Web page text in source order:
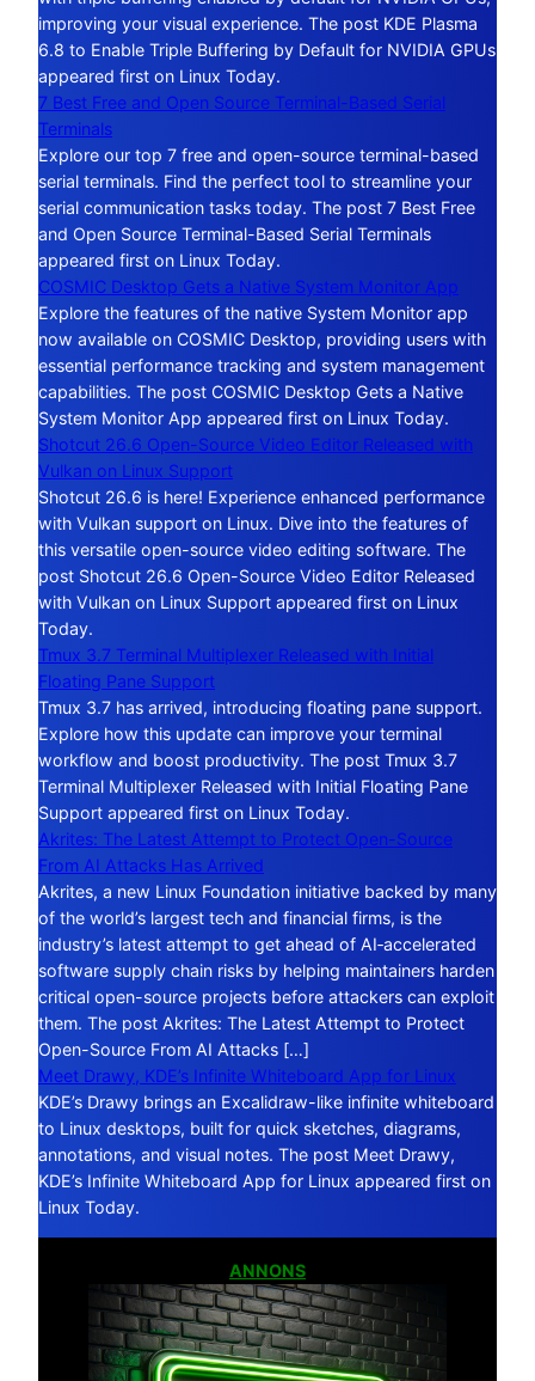
improving your visual experience. The post KDE Plasma
6.8 to Enable Triple Buffering by Default for NVIDIA GPUs
appeared first on Linux Today.
7 Best Free and Open Source Terminal-Based Serial
Terminals
Explore our top 7 free and open-source terminal-based
serial terminals. Find the perfect tool to streamline your
serial communication tasks today. The post 7 Best Free
and Open Source Terminal-Based Serial Terminals
appeared first on Linux Today.
COSMIC Desktop Gets a Native System Monitor App
Explore the features of the native System Monitor app
now available on COSMIC Desktop, providing users with
essential performance tracking and system management
capabilities. The post COSMIC Desktop Gets a Native
System Monitor App appeared first on Linux Today.
Shotcut 26.6 Open-Source Video Editor Released with
Vulkan on Linux Support
Shotcut 26.6 is here! Experience enhanced performance
with Vulkan support on Linux. Dive into the features of
this versatile open-source video editing software. The
post Shotcut 26.6 Open-Source Video Editor Released
with Vulkan on Linux Support appeared first on Linux
Today.
Tmux 3.7 Terminal Multiplexer Released with Initial
Floating Pane Support
Tmux 3.7 has arrived, introducing floating pane support.
Explore how this update can improve your terminal
workflow and boost productivity. The post Tmux 3.7
Terminal Multiplexer Released with Initial Floating Pane
Support appeared first on Linux Today.
Akrites: The Latest Attempt to Protect Open-Source
From AI Attacks Has Arrived
Akrites, a new Linux Foundation initiative backed by many
of the world’s largest tech and financial firms, is the
industry’s latest attempt to get ahead of AI‑accelerated
software supply chain risks by helping maintainers harden
critical open-source projects before attackers can exploit
them. The post Akrites: The Latest Attempt to Protect
Open-Source From AI Attacks […]
Meet Drawy, KDE’s Infinite Whiteboard App for Linux
KDE’s Drawy brings an Excalidraw-like infinite whiteboard
to Linux desktops, built for quick sketches, diagrams,
annotations, and visual notes. The post Meet Drawy,
KDE’s Infinite Whiteboard App for Linux appeared first on
Linux Today.
ANNONS